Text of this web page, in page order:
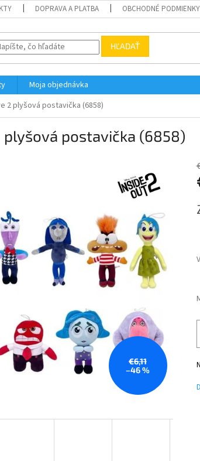
DOPRAVA A PLATBA OBCHODNÉ PODMIENKY
HĽADAŤ
Moja objednávka
2 plyšová postavička (6858)
plyšová postavička (6858)
€6,11
–46 %